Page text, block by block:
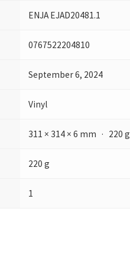
ENJA EJAD20481.1
0767522204810
September 6, 2024
Vinyl
311 × 314 × 6 mm · 220 g
220 g
1